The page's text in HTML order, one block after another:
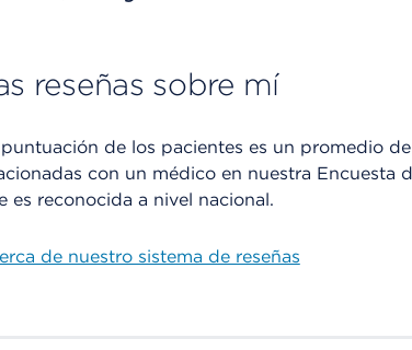
reseñas sobre mí
de los pacientes es un promedio
con un médico en nuestra Encuesta
es reconocida a nivel nacional.
de nuestro sistema de reseñas